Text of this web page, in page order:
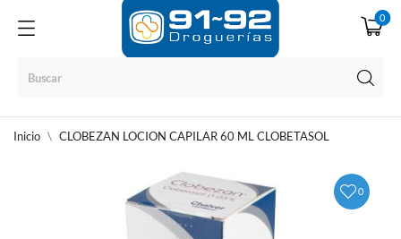
0
Inicio CLOBEZAN LOCION CAPILAR 60 ML CLOBETASOL
0